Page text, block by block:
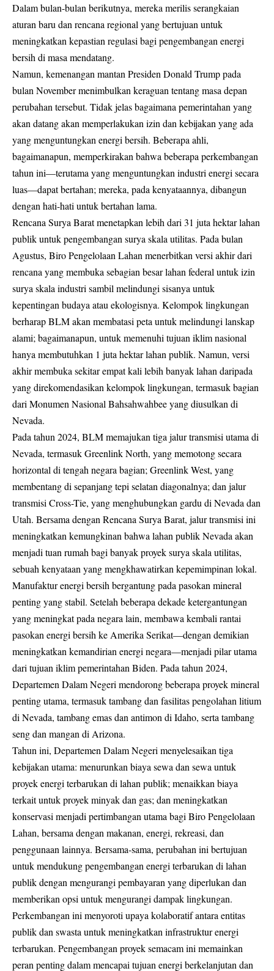
Dalam bulan-bulan berikutnya, mereka merilis serangkaian
aturan baru dan rencana regional yang bertujuan untuk
meningkatkan kepastian regulasi bagi pengembangan energi
bersih di masa mendatang.
Namun, kemenangan mantan Presiden Donald Trump pada
bulan November menimbulkan keraguan tentang masa depan
perubahan tersebut. Tidak jelas bagaimana pemerintahan yang
akan datang akan memperlakukan izin dan kebijakan yang ada
yang menguntungkan energi bersih. Beberapa ahli,
bagaimanapun, memperkirakan bahwa beberapa perkembangan
tahun ini—terutama yang menguntungkan industri energi secara
luas—dapat bertahan; mereka, pada kenyataannya, dibangun
dengan hati-hati untuk bertahan lama.
Rencana Surya Barat menetapkan lebih dari 31 juta hektar lahan
publik untuk pengembangan surya skala utilitas. Pada bulan
Agustus, Biro Pengelolaan Lahan menerbitkan versi akhir dari
rencana yang membuka sebagian besar lahan federal untuk izin
surya skala industri sambil melindungi sisanya untuk
kepentingan budaya atau ekologisnya. Kelompok lingkungan
berharap BLM akan membatasi peta untuk melindungi lanskap
alami; bagaimanapun, untuk memenuhi tujuan iklim nasional
hanya membutuhkan 1 juta hektar lahan publik. Namun, versi
akhir membuka sekitar empat kali lebih banyak lahan daripada
yang direkomendasikan kelompok lingkungan, termasuk bagian
dari Monumen Nasional Bahsahwahbee yang diusulkan di
Nevada.
Pada tahun 2024, BLM memajukan tiga jalur transmisi utama di
Nevada, termasuk Greenlink North, yang memotong secara
horizontal di tengah negara bagian; Greenlink West, yang
membentang di sepanjang tepi selatan diagonalnya; dan jalur
transmisi Cross-Tie, yang menghubungkan gardu di Nevada dan
Utah. Bersama dengan Rencana Surya Barat, jalur transmisi ini
meningkatkan kemungkinan bahwa lahan publik Nevada akan
menjadi tuan rumah bagi banyak proyek surya skala utilitas,
sebuah kenyataan yang mengkhawatirkan kepemimpinan lokal.
Manufaktur energi bersih bergantung pada pasokan mineral
penting yang stabil. Setelah beberapa dekade ketergantungan
yang meningkat pada negara lain, membawa kembali rantai
pasokan energi bersih ke Amerika Serikat—dengan demikian
meningkatkan kemandirian energi negara—menjadi pilar utama
dari tujuan iklim pemerintahan Biden. Pada tahun 2024,
Departemen Dalam Negeri mendorong beberapa proyek mineral
penting utama, termasuk tambang dan fasilitas pengolahan litium
di Nevada, tambang emas dan antimon di Idaho, serta tambang
seng dan mangan di Arizona.
Tahun ini, Departemen Dalam Negeri menyelesaikan tiga
kebijakan utama: menurunkan biaya sewa dan sewa untuk
proyek energi terbarukan di lahan publik; menaikkan biaya
terkait untuk proyek minyak dan gas; dan meningkatkan
konservasi menjadi pertimbangan utama bagi Biro Pengelolaan
Lahan, bersama dengan makanan, energi, rekreasi, dan
penggunaan lainnya. Bersama-sama, perubahan ini bertujuan
untuk mendukung pengembangan energi terbarukan di lahan
publik dengan mengurangi pembayaran yang diperlukan dan
memberikan opsi untuk mengurangi dampak lingkungan.
Perkembangan ini menyoroti upaya kolaboratif antara entitas
publik dan swasta untuk meningkatkan infrastruktur energi
terbarukan. Pengembangan proyek semacam ini memainkan
peran penting dalam mencapai tujuan energi berkelanjutan dan